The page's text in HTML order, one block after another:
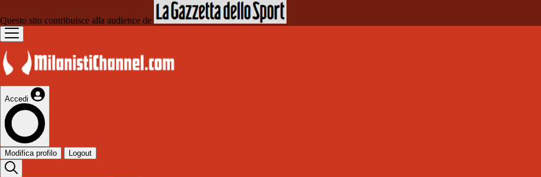
Questo sito contribuisce alla audience de
Accedi
Modifica profilo Logout